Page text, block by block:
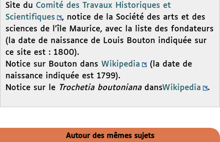
Site du Comité des Travaux Historiques et
Scientifiques
, notice de la Société des arts et des
sciences de l’île Maurice, avec la liste des fondateurs
(la date de naissance de Louis Bouton indiquée sur
ce site est : 1800).
Notice sur Bouton dans Wikipedia
(la date de
naissance indiquée est 1799).
Notice sur le Trochetia boutonianadansWikipedia .
Autour des mêmes sujets